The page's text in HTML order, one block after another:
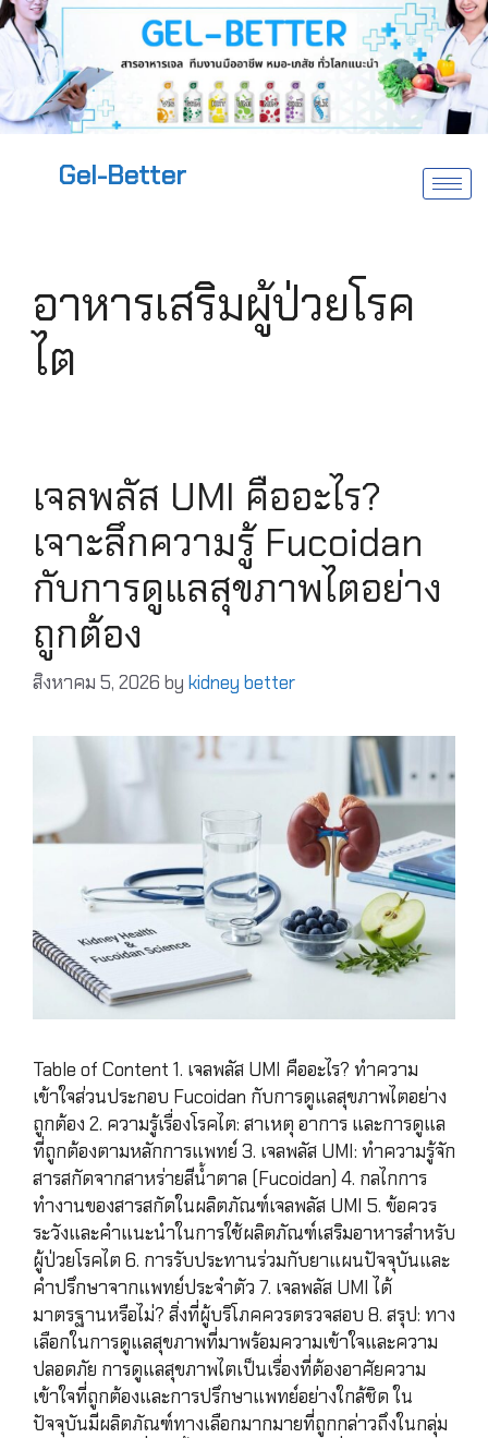
Gel-Better
อาหารเสริมผู้ป่วยโรค
ไต
เจลพลัส UMI คืออะไร?
เจาะลึกความรู้ Fucoidan
กับการดูแลสุขภาพไตอย่าง
ถูกต้อง
สิงหาคม 5, 2026 by kidney better
Table of Content 1. เจลพลัส UMI คืออะไร? ทำความ
เข้าใจส่วนประกอบ Fucoidan กับการดูแลสุขภาพไตอย่าง
ถูกต้อง 2. ความรู้เรื่องโรคไต: สาเหตุ อาการ และการดูแล
ที่ถูกต้องตามหลักการแพทย์ 3. เจลพลัส UMI: ทำความรู้จัก
สารสกัดจากสาหร่ายสีน้ำตาล (Fucoidan) 4. กลไกการ
ทำงานของสารสกัดในผลิตภัณฑ์เจลพลัส UMI 5. ข้อควร
ระวังและคำแนะนำในการใช้ผลิตภัณฑ์เสริมอาหารสำหรับ
ผู้ป่วยโรคไต 6. การรับประทานร่วมกับยาแผนปัจจุบันและ
คำปรึกษาจากแพทย์ประจำตัว 7. เจลพลัส UMI ได้
มาตรฐานหรือไม่? สิ่งที่ผู้บริโภคควรตรวจสอบ 8. สรุป: ทาง
เลือกในการดูแลสุขภาพที่มาพร้อมความเข้าใจและความ
ปลอดภัย การดูแลสุขภาพไตเป็นเรื่องที่ต้องอาศัยความ
เข้าใจที่ถูกต้องและการปรึกษาแพทย์อย่างใกล้ชิด ใน
ปัจจุบันมีผลิตภัณฑ์ทางเลือกมากมายที่ถูกกล่าวถึงในกลุ่ม